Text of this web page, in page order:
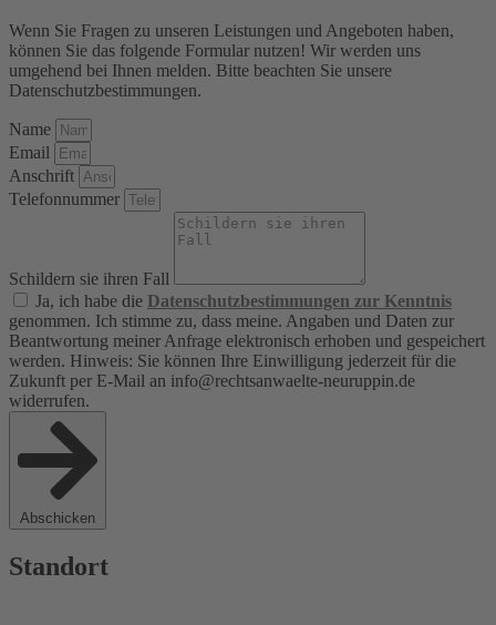
Wenn Sie Fragen zu unseren Leistungen und Angeboten haben,
können Sie das folgende Formular nutzen! Wir werden uns
umgehend bei Ihnen melden. Bitte beachten Sie unsere
Datenschutzbestimmungen.
Name
Email
Anschrift
Telefonnummer
Schildern sie ihren Fall
Ja, ich habe die Datenschutzbestimmungen zur Kenntnis
genommen. Ich stimme zu, dass meine. Angaben und Daten zur
Beantwortung meiner Anfrage elektronisch erhoben und gespeichert
werden. Hinweis: Sie können Ihre Einwilligung jederzeit für die
Zukunft per E-Mail an info@rechtsanwaelte-neuruppin.de
widerrufen.
Abschicken
Standort